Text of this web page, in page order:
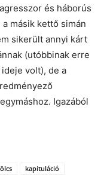
és háborús
másik kettő simán
sikerült annyi kárt
(utóbbinak erre
volt), de a
Igazából
kapituláció